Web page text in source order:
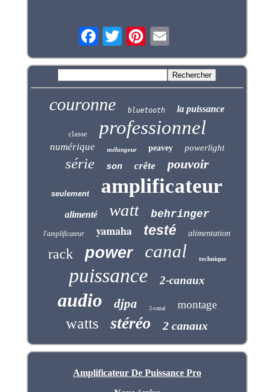
couronne bluetooth la puissance
classe professionnel
numérique mélangeur peavey powerlight
série son crête pouvoir
seulement amplificateur
alimenté watt behringer
l'amplificateur yamaha testé alimentation
rack power canal technique
puissance 2-canaux
audio djpa 2-canal montage
watts stéréo 2 canaux
Amplificateur De Puissance Pro